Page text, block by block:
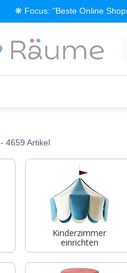
❋ Focus: "Beste Online
- 4659 Artikel
Kinderzimmer
einrichten